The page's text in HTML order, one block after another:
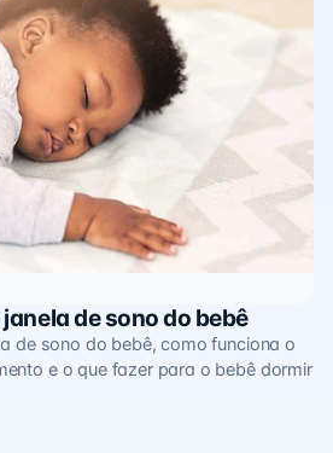
de sono do bebê
de sono do bebê, como funciona o
e o que fazer para o bebê dormir